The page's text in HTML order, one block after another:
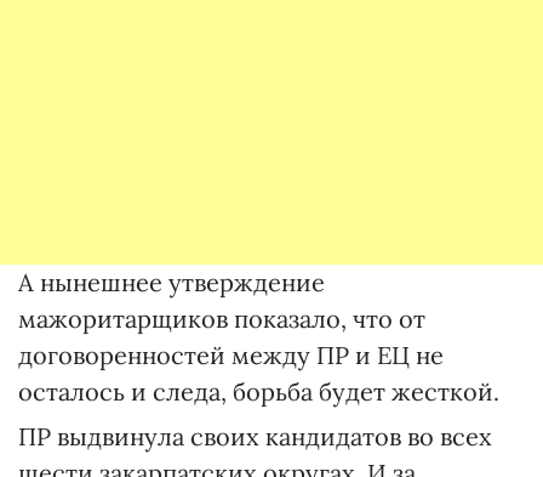
А нынешнее утверждение
мажоритарщиков показало, что от
договоренностей между ПР и ЕЦ не
осталось и следа, борьба будет жесткой.
ПР выдвинула своих кандидатов во всех